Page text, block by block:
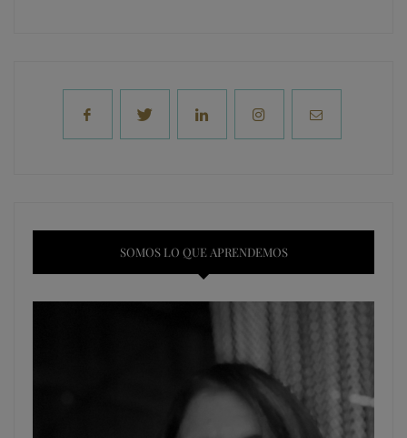
SOMOS LO QUE APRENDEMOS